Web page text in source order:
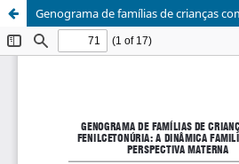
Genograma de famílias de crianças